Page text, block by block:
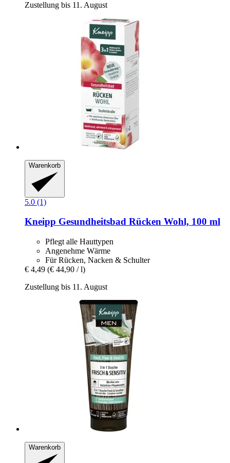
Zustellung bis 11. August
Warenkorb
5.0 (1)
Kneipp Gesundheitsbad Rücken Wohl, 100 ml
Pflegt alle Hauttypen
Angenehme Wärme
Für Rücken, Nacken & Schulter
€ 4,49 (€ 44,90 / l)
Zustellung bis 11. August
Warenkorb